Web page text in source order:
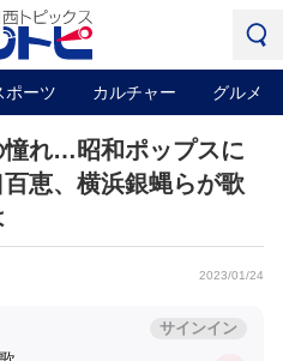
ポーツ カルチャー グルメ
れ…昭和ポップスに
恵、横浜銀蝿らが歌
2023/01/24